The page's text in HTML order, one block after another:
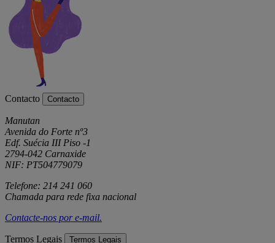
Contacto Contacto
Manutan
Avenida do Forte nº3
Edf. Suécia III Piso -1
2794-042 Carnaxide
NIF: PT504779079
Telefone: 214 241 060
Chamada para rede fixa nacional
Contacte-nos pore-mail.
Termos Legais Termos Legais